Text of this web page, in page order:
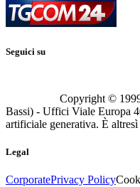
Seguici su
Copyright ©
Bassi) - Uffici Viale Europa
artificiale generativa. È
Legal
CorporatePrivacy Policy